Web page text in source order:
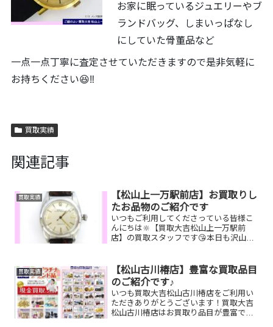
お家に眠っているジュエリーやブ
ランドバッグ、しまいっぱなし
にしていた骨董品など
一点一点丁寧に査定させていただきますので是非気軽に
お持ちください😆‼️
買取実績
関連記事
買取実績
【松山上一万駅前店】お買取りし
たお品物のご紹介です
いつもご利用してくださっている皆様こ
んにちは🔆【買取大吉松山上一万駅前
店】の買取スタッフです😘本日も沢山の
ス 古銭
楽山焼オイスターパー...
買取実績
【松山古川椿店】豊富な買取品目
のご紹介です♪
いつも買取大吉松山古川椿店をご利用い
ただきありがとうございます！買取大吉
松山古川椿店はお買取り品目が豊富で